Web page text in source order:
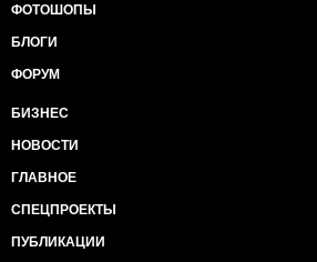
ФОТОШОПЫ
БЛОГИ
ФОРУМ
БИЗНЕС
НОВОСТИ
ГЛАВНОЕ
СПЕЦПРОЕКТЫ
ПУБЛИКАЦИИ